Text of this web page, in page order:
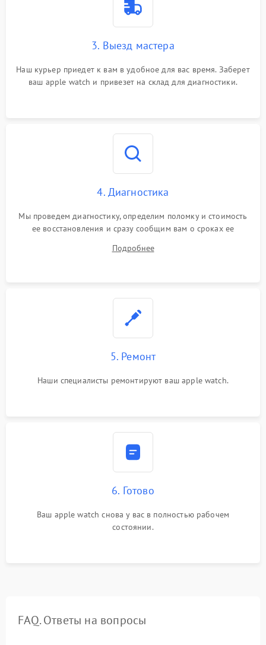
3. Выезд мастера
Наш курьер приедет к вам в удобное для вас время. Заберет
ваш apple watch и привезет на склад для диагностики.
4. Диагностика
Мы проведем диагностику, определим поломку и стоимость
ее восстановления и сразу сообщим вам о сроках ее
Подробнее
5. Ремонт
Наши специалисты ремонтируют ваш apple watch.
6. Готово
Ваш apple watch снова у вас в полностью рабочем
состоянии.
FAQ. Ответы на вопросы